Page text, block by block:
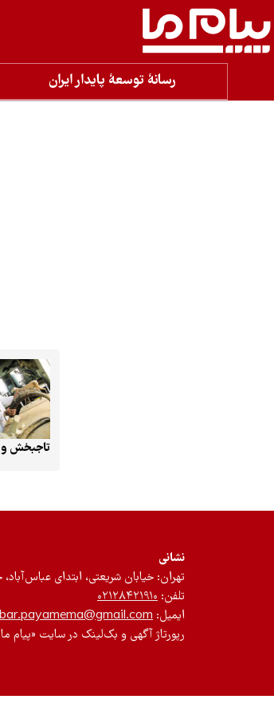
رسانۀ توسعۀ پایدار ایران
تاجبخش و
نشانی
تهران: خیابان شریعتی، ابتدای عباس‌آباد، خیابان
تلفن: ۰۲۱۲۸۴۲۱۹۱۰
ایمیل:
رپورتاژ آگهی و بک‌لینک در سایت «پیام